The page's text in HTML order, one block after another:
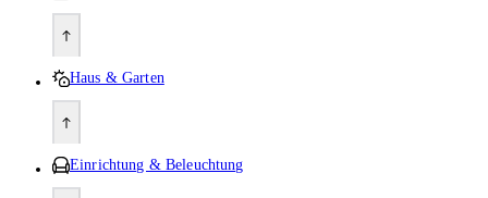
Haus & Garten
Einrichtung & Beleuchtung